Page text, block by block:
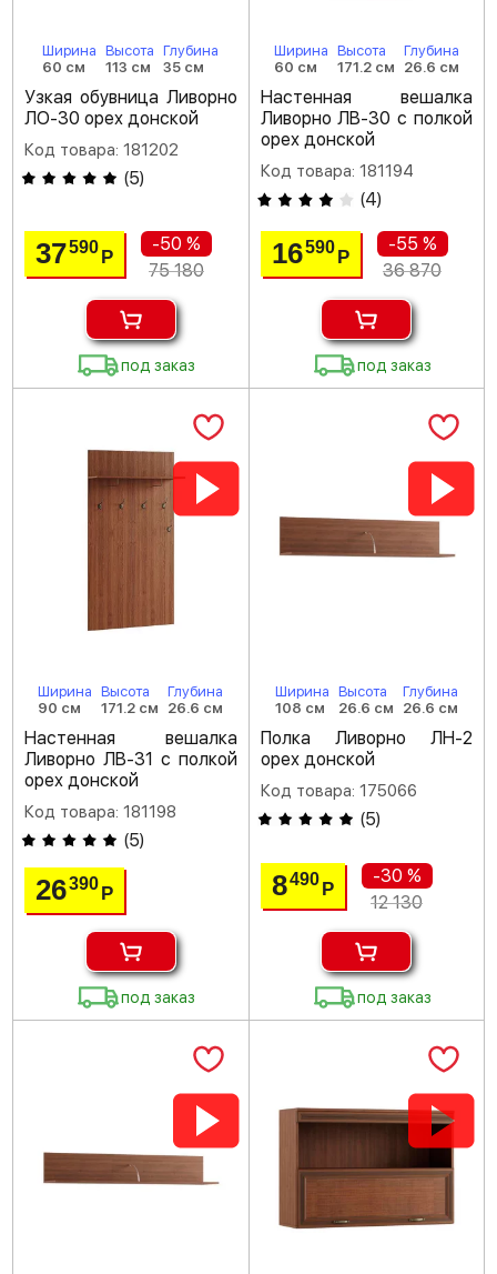
Ширина
60 см
Высота
113 см
Глубина
35 см
Узкая обувница Ливорно
ЛО-30 орех донской
Код товара: 181202
(5)
37590 Р
-50 %
75 180
под заказ
Ширина
60 см
Высота
171.2 см
Глубина
26.6 см
Настенная вешалка
Ливорно ЛВ-30 с полкой
орех донской
Код товара: 181194
(4)
16590 Р
-55 %
36 870
под заказ
Ширина
90 см
Высота
171.2 см
Глубина
26.6 см
Настенная вешалка
Ливорно ЛВ-31 с полкой
орех донской
Код товара: 181198
(5)
26390 Р
под заказ
Ширина
108 см
Высота
26.6 см
Глубина
26.6 см
Полка Ливорно ЛН-2
орех донской
Код товара: 175066
(5)
8490 Р
-30 %
12 130
под заказ